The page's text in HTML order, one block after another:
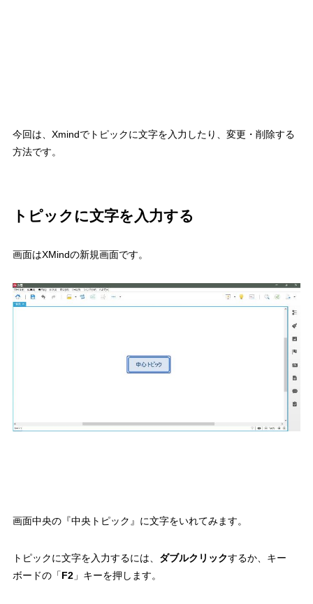
今回は、Xmindでトピックに文字を入力したり、変更・削除する
方法です。
トピックに文字を入力する
画面はXMindの新規画面です。
画面中央の『中央トピック』に文字をいれてみます。
トピックに文字を入力するには、 ダブルクリックするか、キー
ボードの「F2」キーを押します。